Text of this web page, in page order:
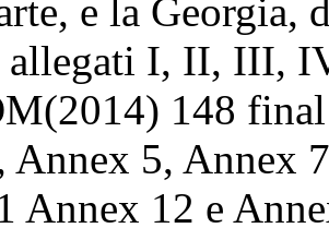
e la
allegati I, II, III,
148
Annex 5, Annex
Annex 12 e